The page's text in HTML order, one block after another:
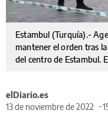
Estambul (Turquía).-
mantener el orden tras
del centro de Estambul.
elDiario.es
13 de noviembre de 2022